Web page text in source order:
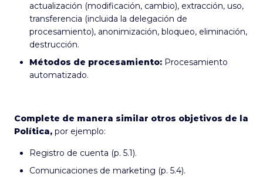
actualización (modificación, cambio), extracción, uso,
transferencia (incluida la delegación de
procesamiento), anonimización, bloqueo, eliminación,
destrucción.
Métodos de procesamiento: Procesamiento
automatizado.
Complete de manera similar otros objetivos de la
Política, por ejemplo:
Registro de cuenta (p. 5.1).
Comunicaciones de marketing (p. 5.4).